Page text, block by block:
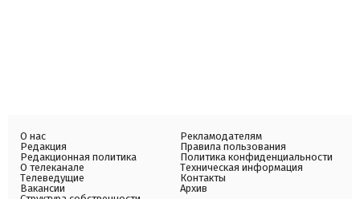
О нас
Редакция
Редакционная политика
О телеканале
Телеведущие
Вакансии
Рекламодателям
Правила пользования
Политика конфиденциальности
Техническая информация
Контакты
Архив